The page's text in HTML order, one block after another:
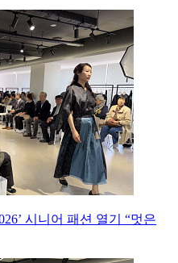
시니어 패션 열기 “멋은